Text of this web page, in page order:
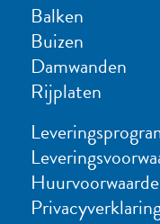
Balken
Buizen
Damwanden
Rijplaten